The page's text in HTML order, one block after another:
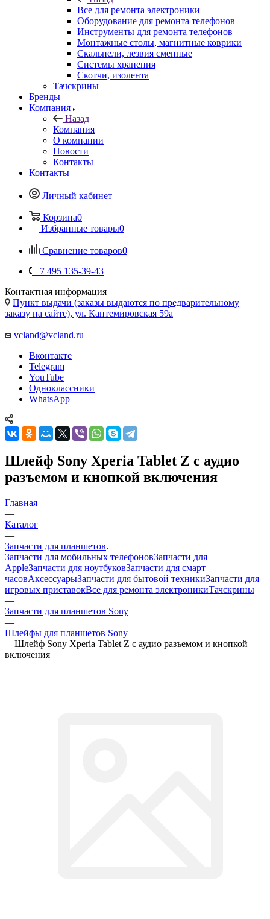
Назад
Компания
О компании
Новости
Контакты
Контакты
Личный кабинет
Корзина0
Избранные товары
Сравнение товаров
+7 495 135-39-43
Контактная информация
Пункт выдачи (заказы выдаются по предварительному
заказу на сайте), ул. Кантемировская 59а
vcland@vcland.ru
Telegram
Одноклассники
WhatsApp
Шлейф Sony Xperia Tablet Z с аудио
разъемом и кнопкой включения
—
Каталог
—
Запчасти для планшетов
Запчасти для мобильных телефоновЗапчасти для
AppleЗапчасти для ноутбуковЗапчасти для смарт
часов
игровых приставок
—
Запчасти для планшетов Sony
—
Шлейфы для планшетов Sony
—Шлейф Sony Xperia Tablet Z с аудио разъемом и кнопкой
включения